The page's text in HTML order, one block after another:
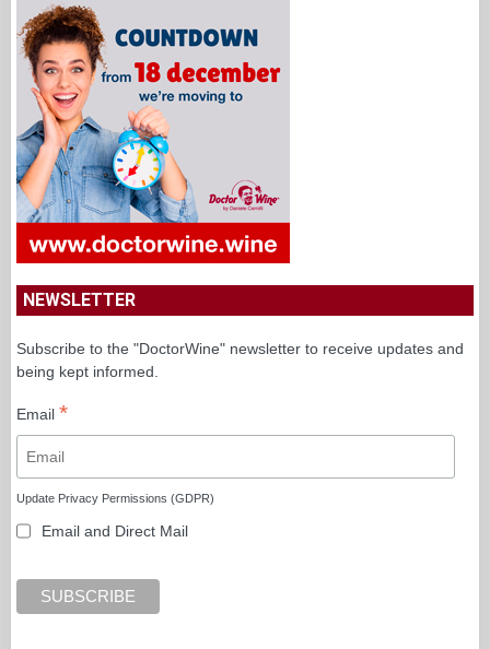
NEWSLETTER
Subscribe to the "DoctorWine" newsletter to receive updates and
being kept informed.
Email *
Update Privacy Permissions (GDPR)
Email and Direct Mail